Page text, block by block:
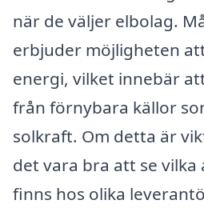
när de väljer elbolag.
erbjuder möjligheten
energi, vilket innebär
från förnybara källor
solkraft. Om detta är
det vara bra att se
finns hos olika